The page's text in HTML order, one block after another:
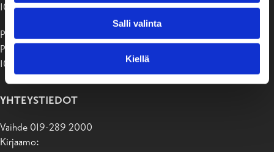
Salli valinta
Kiellä
10650 Tammisaari
Postiosoite:
PB 58
10611 Raasepori
YHTEYSTIEDOT
Vaihde 019-289 2000
Kirjaamo: